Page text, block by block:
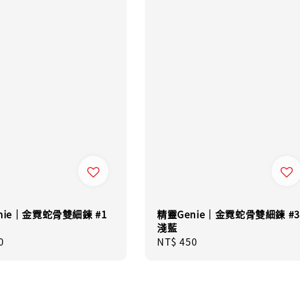
｜金霓蛇骨雙細鍊 #1
精靈Genie｜金霓蛇骨雙細鍊 #3
淺藍
Regular
NT$ 450